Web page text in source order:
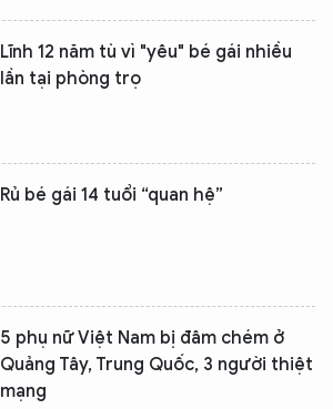
Lĩnh 12 năm tù vì "yêu" bé gái nhiều
lần tại phòng trọ
Rủ bé gái 14 tuổi “quan hệ”
5 phụ nữ Việt Nam bị đâm chém ở
Quảng Tây, Trung Quốc, 3 người thiệt
mạng